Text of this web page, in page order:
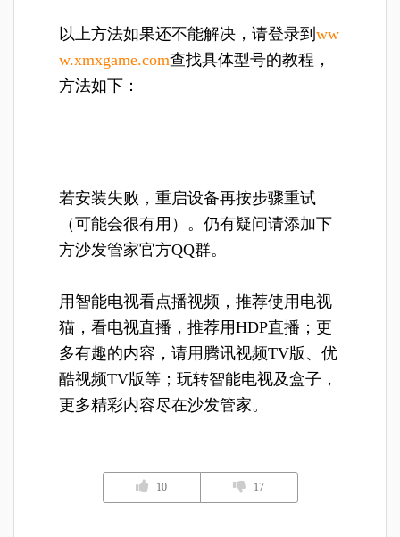
以上方法如果还不能解决，请登录到 ww
w.xmxgame.com查找具体型号的教程，
方法如下：
若安装失败，重启设备再按步骤重试
（可能会很有用）。仍有疑问请添加下
方沙发管家官方QQ群。
用智能电视看点播视频，推荐使用电视
猫，看电视直播，推荐用HDP直播；更
多有趣的内容，请用腾讯视频TV版、优
酷视频TV版等；玩转智能电视及盒子，
更多精彩内容尽在沙发管家。
10 17